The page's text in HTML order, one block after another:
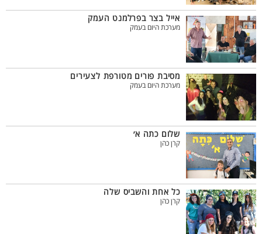
אייל בצר בפרלמנט העמק
מערכת היום בעמק
מסיבת פורים מטורפת לצעירים
מערכת היום בעמק
שלום כתה א׳
קרן כהן
כל אחת והשביס שלה
קרן כהן